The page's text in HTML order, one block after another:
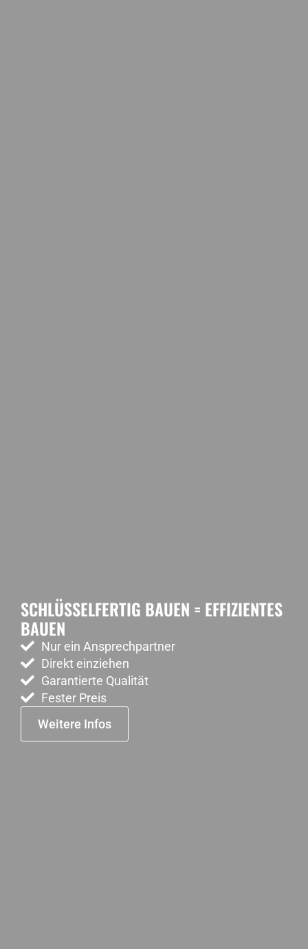
SCHLÜSSELFERTIG BAUEN = EFFIZIENTES
BAUEN
Nur ein Ansprechpartner
Direkt einziehen
Garantierte Qualität
Fester Preis
Weitere Infos